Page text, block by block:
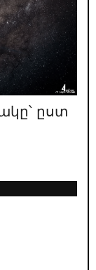
շտաբի
իրական է
ըստ